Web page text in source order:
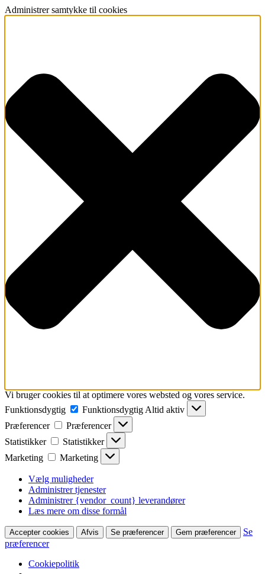
Administrer samtykke til cookies
Vi bruger cookies til at optimere vores websted og vores service.
Funktionsdygtig
Funktionsdygtig Altid aktiv
Præferencer
Præferencer
Statistikker
Statistikker
Marketing
Marketing
Vælg muligheder
Administrer tjenester
Administrer {vendor_count} leverandører
Læs mere om disse formål
Accepter cookies Afvis Se præferencer Gem præferencer
Se
præferencer
Cookiepolitik